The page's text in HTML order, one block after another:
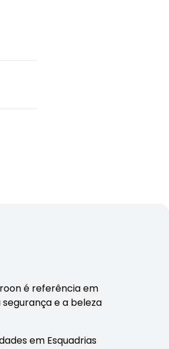
é referência em
e a beleza
em Esquadrias